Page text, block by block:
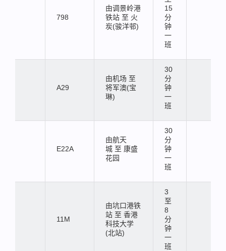
798
由调景岭港
铁站 至 火
炭(骏洋邨)
15
分
钟
一
班
A29
由机场 至
将军澳(宝
琳)
30
分
钟
一
班
E22A
由航天
城 至 康盛
花园
30
分
钟
一
班
11M
由坑口港铁
站 至 香港
科技大学
(北站)
3
至
8
分
钟
一
班